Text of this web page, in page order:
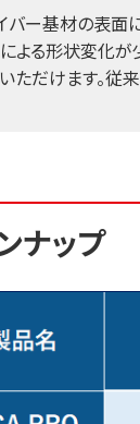
バー基材の表面
よる形状変化が
ただけます。従
ナップ